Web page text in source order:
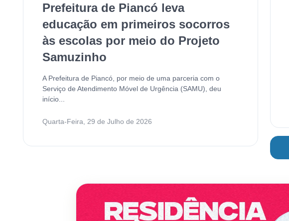
Prefeitura de Piancó leva
educação em primeiros socorros
às escolas por meio do Projeto
Samuzinho
A Prefeitura de Piancó, por meio de uma parceria com o
Serviço de Atendimento Móvel de Urgência (SAMU), deu
início...
Quarta-Feira, 29 de Julho de 2026